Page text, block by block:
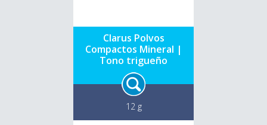
Clarus Polvos
Compactos Mineral |
Tono trigueño
12 g